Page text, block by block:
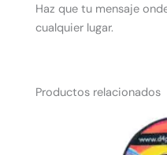
Haz que tu mensaje
cualquier lugar.
Productos relacionados